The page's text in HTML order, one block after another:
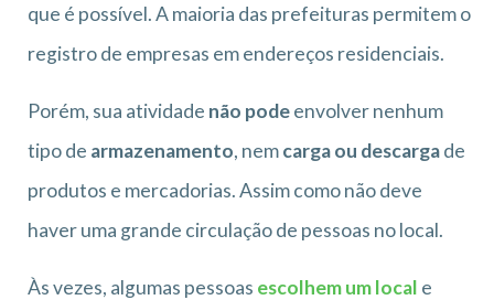
que é possível. A maioria das prefeituras permitem o
registro de empresas em endereços residenciais.
Porém, sua atividade não podeenvolver nenhum
tipo de armazenamento, nemcarga ou descargade
produtos e mercadorias. Assim como não deve
haver uma grande circulação de pessoas no local.
Às vezes, algumas pessoas escolhem um local e